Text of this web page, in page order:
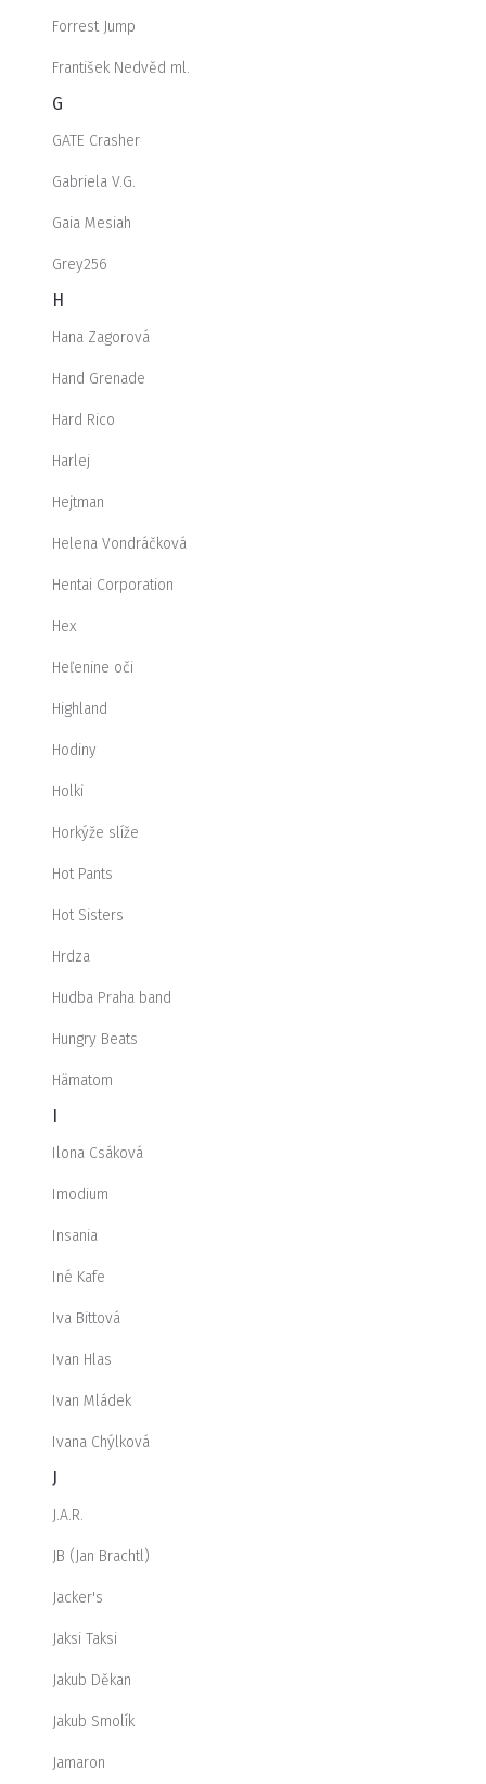
Forrest Jump
František Nedvěd ml.
G
GATE Crasher
Gabriela V.G.
Gaia Mesiah
Grey256
H
Hana Zagorová
Hand Grenade
Hard Rico
Harlej
Hejtman
Helena Vondráčková
Hentai Corporation
Hex
Heľenine oči
Highland
Hodiny
Holki
Horkýže slíže
Hot Pants
Hot Sisters
Hrdza
Hudba Praha band
Hungry Beats
Hämatom
I
Ilona Csáková
Imodium
Insania
Iné Kafe
Iva Bittová
Ivan Hlas
Ivan Mládek
Ivana Chýlková
J
J.A.R.
JB (Jan Brachtl)
Jacker's
Jaksi Taksi
Jakub Děkan
Jakub Smolík
Jamaron